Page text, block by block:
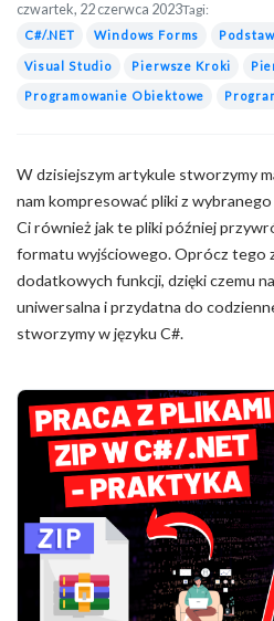
czwartek, 22 czerwca 2023Tagi:
C#/.NET Windows Forms
Visual Studio Pierwsze Kroki
Programowanie Obiektowe
W dzisiejszym artykule stworzymy
nam kompresować pliki z
Ci również jak te pliki później
formatu wyjściowego. Oprócz tego
dodatkowych funkcji, dzięki czemu
uniwersalna i przydatna do
stworzymy w języku C#.